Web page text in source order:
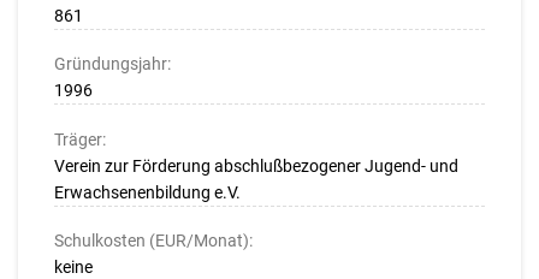
861
Gründungsjahr:
1996
Träger:
Verein zur Förderung abschlußbezogener Jugend- und
Erwachsenenbildung e.V.
Schulkosten (EUR/Monat):
keine